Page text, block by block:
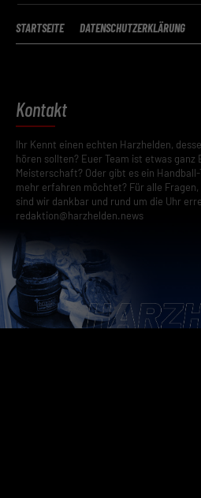
STARTSEITE DATENSCHUTZERKLÄRUNG
Kontakt
Ihr Kennt einen echten Harzhelden,
hören sollten? Euer Team ist etwas ganz
Meisterschaft? Oder gibt es ein
mehr erfahren möchtet? Für alle
sind wir dankbar und rund um die Uhr
redaktion@harzhelden.news